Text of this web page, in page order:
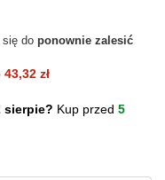
do ponownie zalesić
43,32 zł
sierpie? Kup przed 5